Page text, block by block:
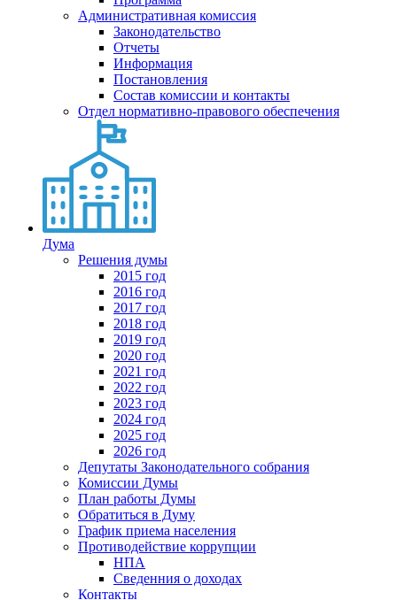
Административная комиссия
Законодательство
Отчеты
Информация
Постановления
Состав комиссии и контакты
Отдел нормативно-правового обеспечения
Дума
Решения думы
2015 год
2016 год
2017 год
2018 год
2019 год
2020 год
2021 год
2022 год
2023 год
2024 год
2025 год
2026 год
Депутаты Законодательного собрания
Комиссии Думы
План работы Думы
Обратиться в Думу
График приема населения
Противодействие коррупции
НПА
Сведенния о доходах
Контакты